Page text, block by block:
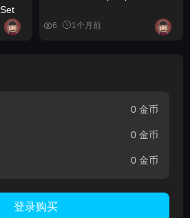
6 1个月前
0 金币
0 金币
0 金币
登录购买